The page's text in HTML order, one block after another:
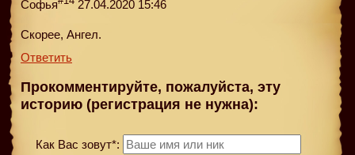
Софья
27.04.2020 15:46
Скорее, Ангел.
Ответить
Прокомментируйте, пожалуйста, эту
историю (регистрация не нужна):
Как Вас зовут*: